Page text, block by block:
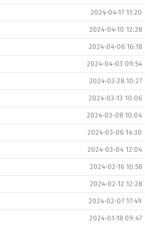
2024-04-17 11:20
2024-04-10 12:28
2024-04-06 16:18
2024-04-03 09:54
2024-03-28 10:27
2024-03-13 10:06
2024-03-08 10:04
2024-03-06 14:30
2024-03-04 12:04
2024-02-16 10:58
2024-02-12 12:28
2024-02-07 17:49
2024-01-18 09:47